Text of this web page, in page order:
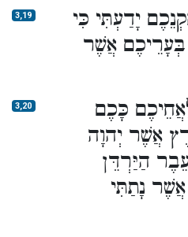
3,19
יָדַעְתִּי כִּי
אֲשֶׁר
3,20
כָּכֶם
אֲשֶׁר יְהוָה
הַיַּרְדֵּן
נָתַתִּי